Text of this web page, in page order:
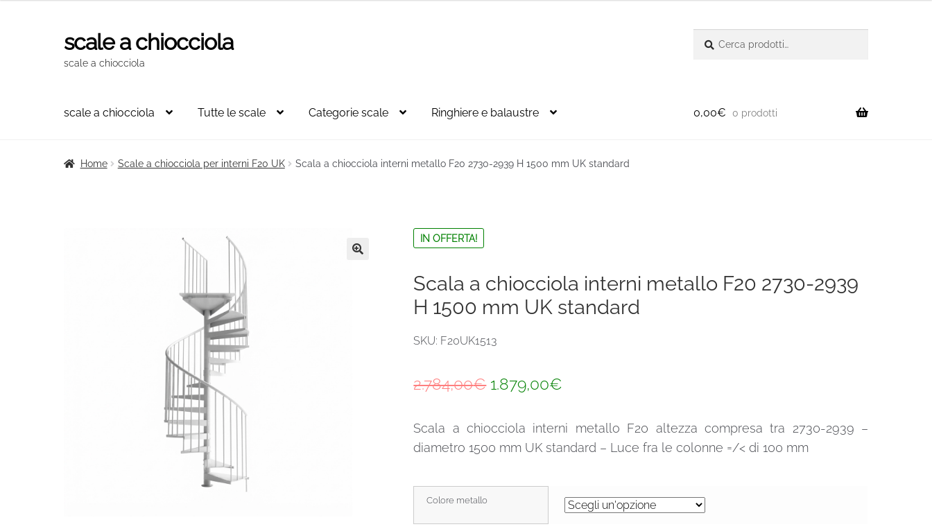
Vai
alla
Vai
al
scale a chiocciola
scale a chiocciola
scale a chiocciola Tutte le scale Categorie scale Ringhiere e balaustre 0,00€ 0 prodotti
Home Scale a chiocciola per interni F20 UK Scala a chiocciola interni metallo F20 2730-2939 H 1500 mm UK standard
IN OFFERTA!
Scala a chiocciola interni metallo F20 2730-2939
H 1500 mm UK standard
SKU: F20UK1513
2.784,00€ Il
originale
era:
2.784,00€.
1.879,00€
attuale
è:
Scala a chiocciola interni metallo F20 altezza compresa tra 2730-2939 –
diametro 1500 mm UK standard – Luce fra le colonne =/< di 100 mm
Colore metallo
2.784,00€.1.879,00€.